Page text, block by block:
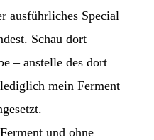
ausführliches Special
Schau dort
– anstelle des dort
mein Ferment
und ohne